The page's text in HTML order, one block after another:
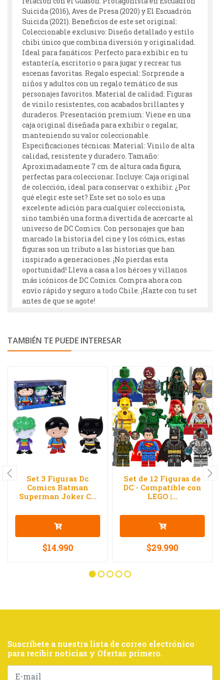
Suicida (2016), Aves de Presa (2020) y El Escuadrón
Suicida (2021). Beneficios de este set original:
Coleccionable exclusivo: Diseño detallado y estilo
chibi único que combina diversión y originalidad.
Ideal para fanáticos: Perfecto para exhibir en tu
estantería, escritorio o para jugar y recrear tus
escenas favoritas. Regalo especial: Sorprende a
niños y adultos con un regalo temático de sus
personajes favoritos. Material de calidad: Figuras
de vinilo resistentes, con acabados brillantes y
duraderos. Presentación premium: Viene en una
caja original diseñada para exhibir o regalar,
manteniendo su valor coleccionable.
Especificaciones técnicas: Material: Vinilo de alta
calidad, resistente y duradero. Tamaño:
Aproximadamente 7 cm de altura cada figura,
perfectas para coleccionar. Incluye: Caja original
de colección, ideal para conservar o exhibir. ¿Por
qué elegir este set? Este set no solo es una
excelente adición para cualquier coleccionista,
sino también una forma divertida de acercarte al
universo de DC Comics. Con personajes que han
marcado la historia del cine y los cómics, estas
figuras son un tributo a las historias que han
inspirado a generaciones. ¡No pierdas esta
oportunidad! Lleva a casa a los héroes y villanos
más icónicos de DC Comics. Compra ahora con
envío rápido y seguro a todo Chile. ¡Hazte con tu set
antes de que se agote!
TAMBIÉN TE PUEDE INTERESAR
Set 3 Figuras Dc
Comics Batman
Superman Joker C...
$14.990
Set de 12 Figuras de
DC - Compatible con
LEGO |...
$29.990
Suscríbete a nuestra lista de correo electrónico
para recibir noticias y Ofertas primero.